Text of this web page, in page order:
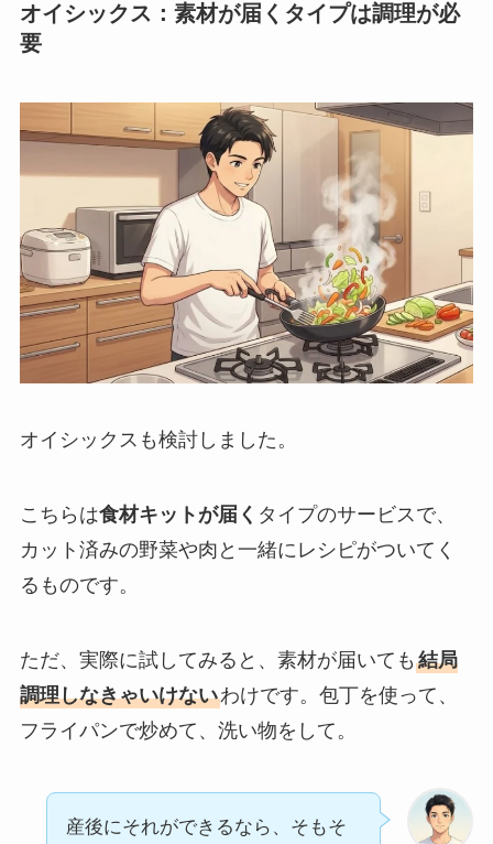
オイシックス：素材が届くタイプは調理が必
要
オイシックスも検討しました。
こちらは食材キットが届く タイプのサービスで、
カット済みの野菜や肉と一緒にレシピがついてく
るものです。
ただ、実際に試してみると、素材が届いても 結局
調理しなきゃいけないわけです。包丁を使って、
フライパンで炒めて、洗い物をして。
産後にそれができるなら、そもそ